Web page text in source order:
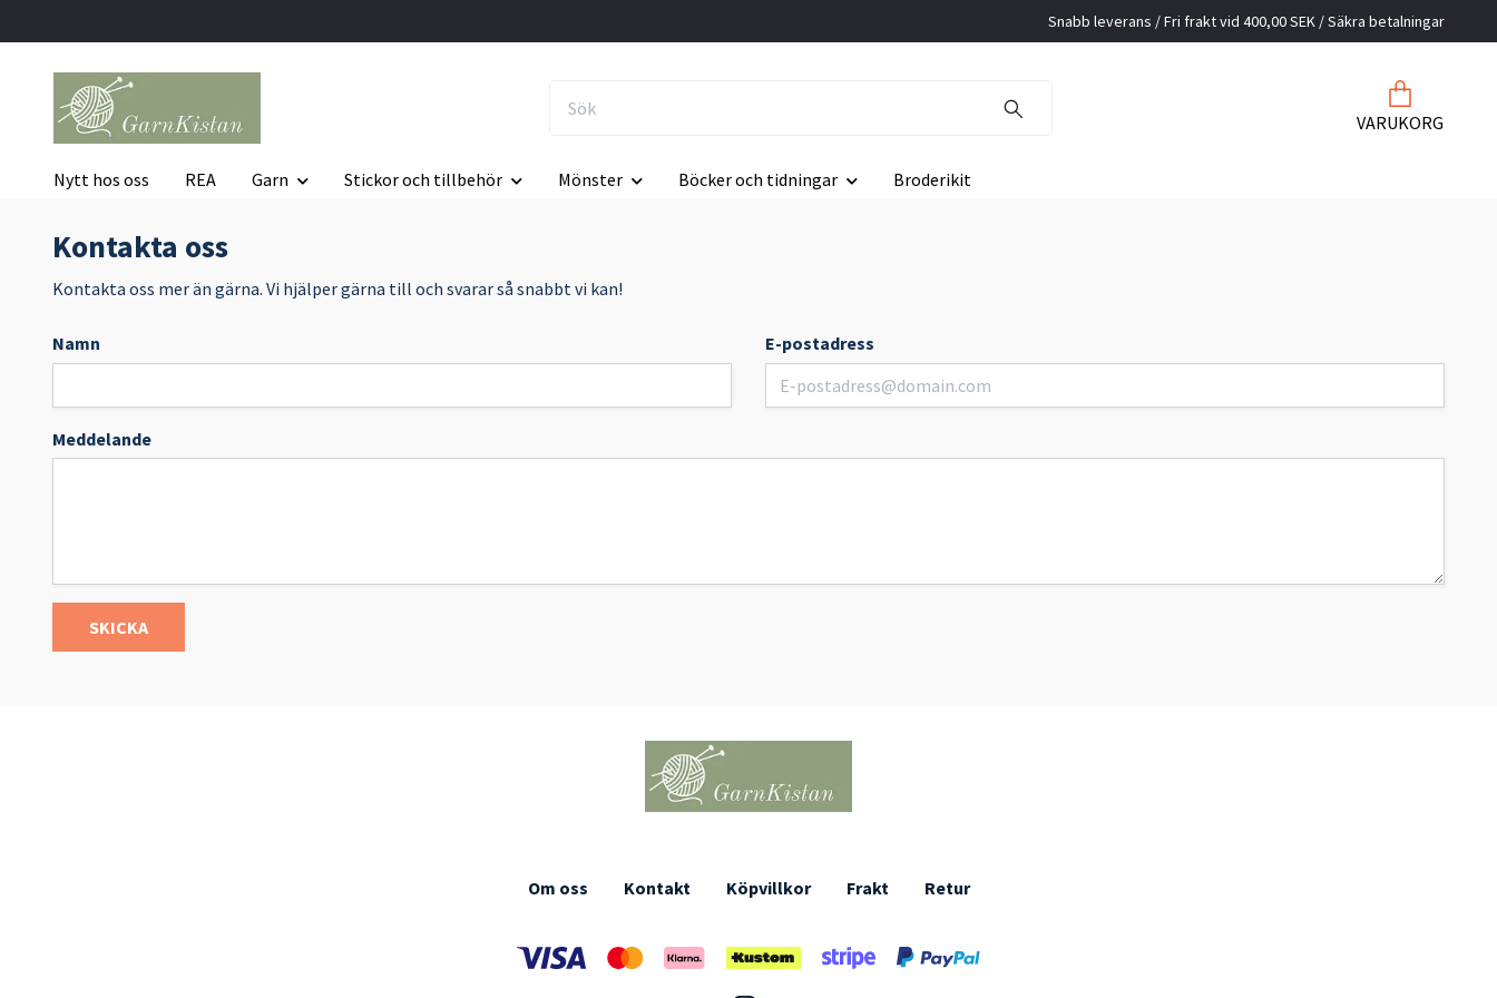
Snabb leverans / Fri frakt vid 400,00 SEK / Säkra betalningar
VARUKORG
Nytt hos oss REA Garn Stickor och tillbehör Mönster Böcker och tidningar Broderikit
Kontakta oss
Kontakta oss mer än gärna. Vi hjälper gärna till och svarar så snabbt vi kan!
Namn E-postadress
Meddelande
SKICKA
Om oss Kontakt Köpvillkor Frakt Retur